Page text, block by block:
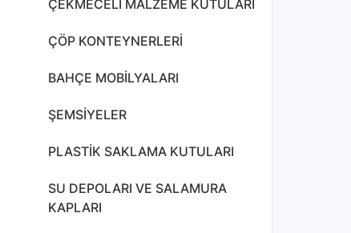
ÇEKMECELİ MALZEME KUTULARI
ÇÖP KONTEYNERLERİ
BAHÇE MOBİLYALARI
ŞEMSİYELER
PLASTİK SAKLAMA KUTULARI
SU DEPOLARI VE SALAMURA
KAPLARI